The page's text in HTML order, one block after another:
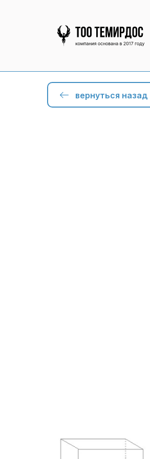
вернуться назад